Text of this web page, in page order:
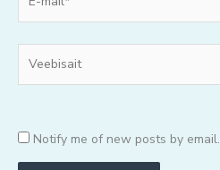
mail*
Notify me of new posts by email.